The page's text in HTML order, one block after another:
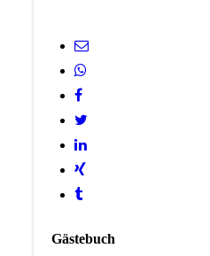
Gästebuch